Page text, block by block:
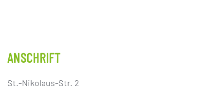
ANSCHRIFT
St.-Nikolaus-Str. 2